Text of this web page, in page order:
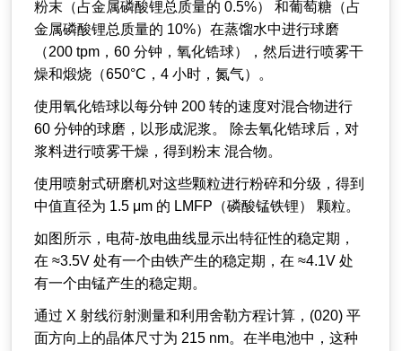
粉末（占金属磷酸锂总质量的 0.5%） 和葡萄糖（占
金属磷酸锂总质量的 10%）在蒸馏水中进行球磨
（200 tpm，60 分钟，氧化锆球），然后进行喷雾干
燥和煅烧（650°C，4 小时，氮气）。
使用氧化锆球以每分钟 200 转的速度对混合物进行
60 分钟的球磨，以形成泥浆。 除去氧化锆球后，对
浆料进行喷雾干燥，得到粉末 混合物。
使用喷射式研磨机对这些颗粒进行粉碎和分级，得到
中值直径为 1.5 μm 的 LMFP（磷酸锰铁锂） 颗粒。
如图所示，电荷-放电曲线显示出特征性的稳定期，
在 ≈3.5V 处有一个由铁产生的稳定期，在 ≈4.1V 处
有一个由锰产生的稳定期。
通过 X 射线衍射测量和利用舍勒方程计算，(020) 平
面方向上的晶体尺寸为 215 nm。在半电池中，这种